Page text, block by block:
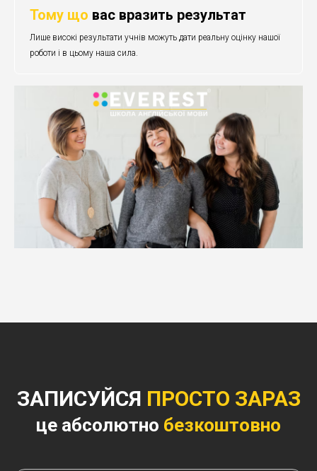
Тому що вас вразить результат
Лише високі результати учнів можуть дати реальну оцінку нашої
роботи і в цьому наша сила.
ЗАПИСУЙСЯ ПРОСТО ЗАРАЗ
це абсолютно безкоштовно